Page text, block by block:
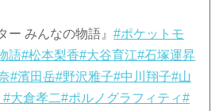
ー みんなの物語』#ポケットモ
語#松本梨香#大谷育江#石塚運昇
#濱田岳#野沢雅子#中川翔子#山
#大倉孝二#ポルノグラフィティ#